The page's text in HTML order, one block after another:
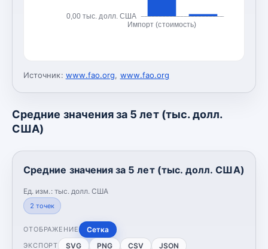
0,00 тыс. долл. США
Импорт (стоимость)
Источник: www.fao.org, www.fao.org
Средние значения за 5 лет (тыс. долл.
США)
Средние значения за 5 лет (тыс. долл. США)
Ед. изм.: тыс. долл. США
2 точек
ОТОБРАЖЕНИЕ Сетка
ЭКСПОРТ SVG PNG CSV JSON